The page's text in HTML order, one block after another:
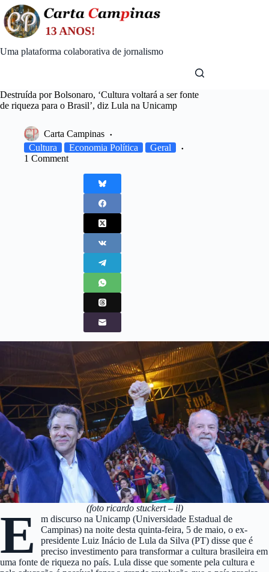
Skip
to
content
Uma plataforma colaborativa de jornalismo
Destruída por Bolsonaro, ‘Cultura voltará a ser fonte
de riqueza para o Brasil’, diz Lula na Unicamp
Carta Campinas
Cultura
Economia Política
Geral
1 Comment
(foto ricardo stuckert – il)
E
m discurso na Unicamp (Universidade Estadual de
Campinas) na noite desta quinta-feira, 5 de maio, o ex-
presidente Luiz Inácio de Lula da Silva (PT) disse que é
preciso investimento para transformar a cultura brasileira em
uma fonte de riqueza no país. Lula disse que somente pela cultura e